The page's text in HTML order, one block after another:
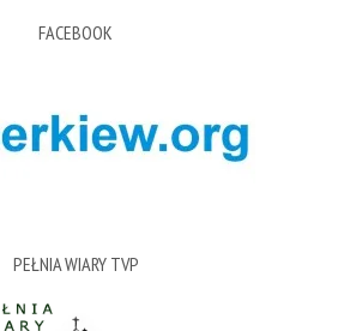
FACEBOOK
PEŁNIA WIARY TVP